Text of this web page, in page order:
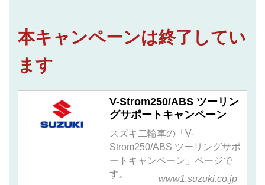
本キャンペーンは終了してい
ます
V-Strom250/ABS ツーリン
グサポートキャンペーン
スズキ二輪車の「V-
Strom250/ABS ツーリングサポ
ートキャンペーン」ページで
す。
www1.suzuki.co.jp